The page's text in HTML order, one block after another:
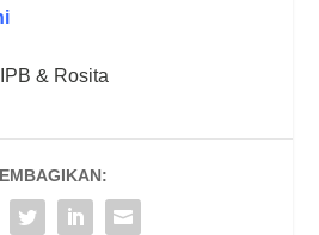
& Rosita